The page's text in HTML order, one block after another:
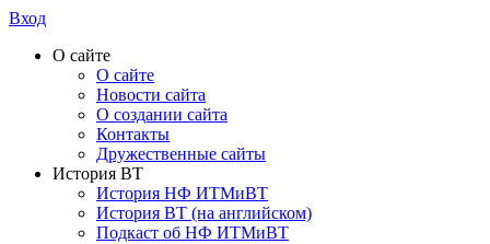
Вход
О сайте
О сайте
Новости сайта
О создании сайта
Контакты
Дружественные сайты
История ВТ
История НФ ИТМиВТ
История ВТ (на английском)
Подкаст об НФ ИТМиВТ